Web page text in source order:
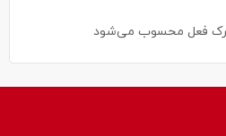
فعل محسوب می‌شود